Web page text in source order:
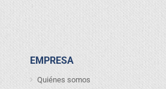
EMPRESA
Quiénes somos